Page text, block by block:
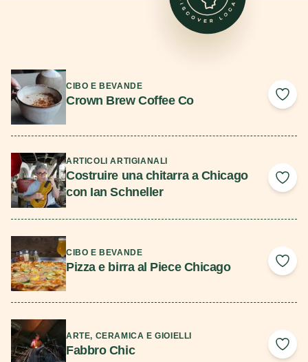
CIBO E BEVANDE
Crown Brew Coffee Co Add
ARTICOLI ARTIGIANALI
Costruire una chitarra a Chicago
con Ian Schneller
Add
CIBO E BEVANDE
Pizza e birra al Piece Chicago Add
ARTE, CERAMICA E GIOIELLI
Fabbro Chic Add